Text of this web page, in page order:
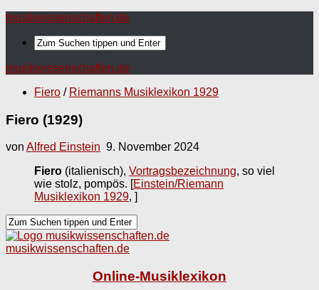
musikwissenschaften.de
musikwissenschaften.de
Fiero / Riemanns Musiklexikon 1929
Fiero (1929)
von Alfred Einstein 9. November 2024
Fiero (italienisch), Vortragsbezeichnung, so viel
wie stolz, pompös. [Einstein/Riemann
Musiklexikon 1929, ]
musikwissenschaften.de
Online-Musiklexikon